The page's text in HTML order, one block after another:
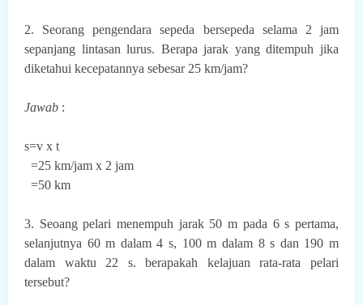
2. Seorang pengendara sepeda bersepeda selama 2 jam
sepanjang lintasan lurus. Berapa jarak yang ditempuh jika
diketahui kecepatannya sebesar 25 km/jam?
Jawab :
s=v x t
=25 km/jam x 2 jam
=50 km
3. Seoang pelari menempuh jarak 50 m pada 6 s pertama,
selanjutnya 60 m dalam 4 s, 100 m dalam 8 s dan 190 m
dalam waktu 22 s. berapakah kelajuan rata-rata pelari
tersebut?